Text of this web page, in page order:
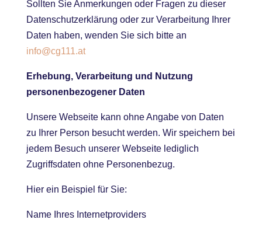
Sollten Sie Anmerkungen oder Fragen zu dieser
Datenschutzerklärung oder zur Verarbeitung Ihrer
Daten haben, wenden Sie sich bitte an
info@cg111.at
Erhebung, Verarbeitung und Nutzung
personenbezogener Daten
Unsere Webseite kann ohne Angabe von Daten
zu Ihrer Person besucht werden. Wir speichern bei
jedem Besuch unserer Webseite lediglich
Zugriffsdaten ohne Personenbezug.
Hier ein Beispiel für Sie:
Name Ihres Internetproviders